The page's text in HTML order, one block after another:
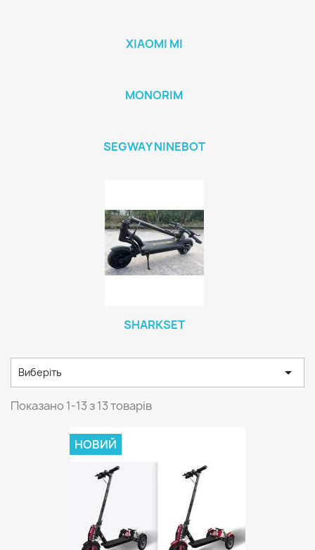
XIAOMI MI
MONORIM
SEGWAY NINEBOT
SHARKSET
Виберіть 
Показано 1-13 з 13 товарів
НОВИЙ